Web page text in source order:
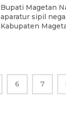
Bupati Magetan
aparatur sipil
Kabupaten
6 7